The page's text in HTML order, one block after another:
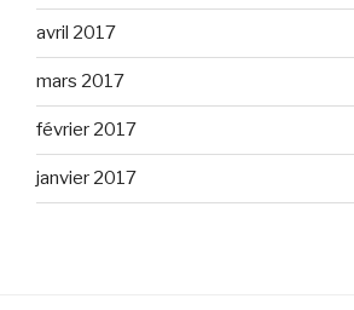
avril 2017
mars 2017
février 2017
janvier 2017